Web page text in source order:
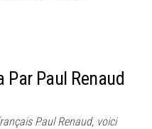
Par Paul Renaud
Paul Renaud, voici